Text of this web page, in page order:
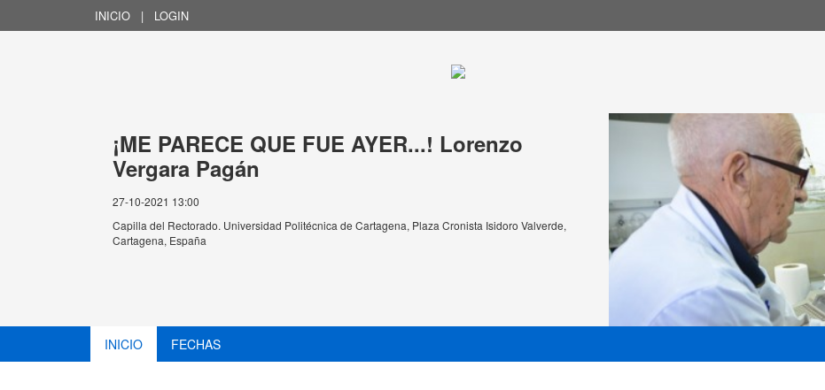
INICIO | LOGIN
¡ME PARECE QUE FUE AYER...! Lorenzo
Vergara Pagán
27-10-2021 13:00
Capilla del Rectorado. Universidad Politécnica de Cartagena, Plaza Cronista Isidoro Valverde,
Cartagena, España
INICIO FECHAS